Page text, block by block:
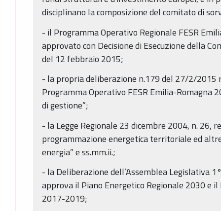
disciplinano la composizione del comitato di
- il Programma Operativo Regionale FESR
approvato con Decisione di Esecuzione della
del 12 febbraio 2015;
- la propria deliberazione n.179 del 27/2/2015
Programma Operativo FESR Emilia-Romagna
di gestione”;
- la Legge Regionale 23 dicembre 2004, n. 26,
programmazione energetica territoriale ed
energia” e ss.mm.ii.;
- la Deliberazione dell’Assemblea Legislativa
approva il Piano Energetico Regionale 2030 e
2017-2019;